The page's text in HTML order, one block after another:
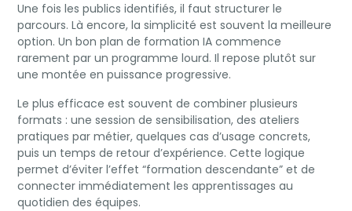
Une fois les publics identifiés, il faut structurer le
parcours. Là encore, la simplicité est souvent la meilleure
option. Un bon plan de formation IA commence
rarement par un programme lourd. Il repose plutôt sur
une montée en puissance progressive.
Le plus efficace est souvent de combiner plusieurs
formats : une session de sensibilisation, des ateliers
pratiques par métier, quelques cas d’usage concrets,
puis un temps de retour d’expérience. Cette logique
permet d’éviter l’effet “formation descendante” et de
connecter immédiatement les apprentissages au
quotidien des équipes.